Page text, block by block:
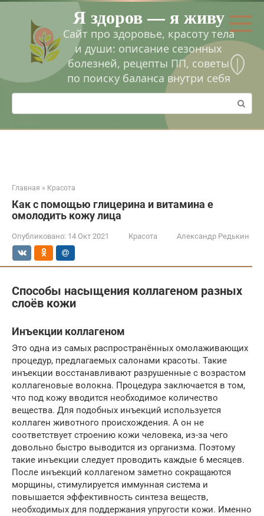
Перейти
контенту
Я здоров — я живу
Сайт про здоровье, красоту тела
и души: описание сезонных
болезней, рецепты ПП, советы
по поиску баланса внутри себя
Поиск:
Главная » Красота
Как с помощью глицерина и витамина е
омолодить кожу лица
Опубликовано: 14 Окт 2021 Красота Александр Редькин
Способы насыщения коллагеном разных
слоёв кожи
Инъекции коллагеном
Это одна из самых распространённых омолаживающих
процедур, предлагаемых салонами красоты. Такие
инъекции восстанавливают разрушенные с возрастом
коллагеновые волокна. Процедура заключается в том,
что под кожу вводится необходимое количество
вещества. Для подобных инъекций используется
коллаген животного происхождения. А он не
соответствует строению кожи человека, из-за чего
довольно быстро выводится из организма. Поэтому
такие инъекции следует проводить каждые 6 месяцев.
После инъекций коллагеном заметно сокращаются
морщины, стимулируется иммунная система и
повышается эффективность синтеза веществ,
необходимых для поддержания упругости кожи. Именно